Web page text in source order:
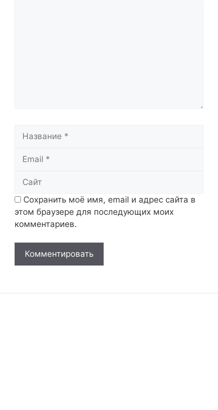
Сохранить моё имя, email и адрес сайта в
этом браузере для последующих моих
комментариев.